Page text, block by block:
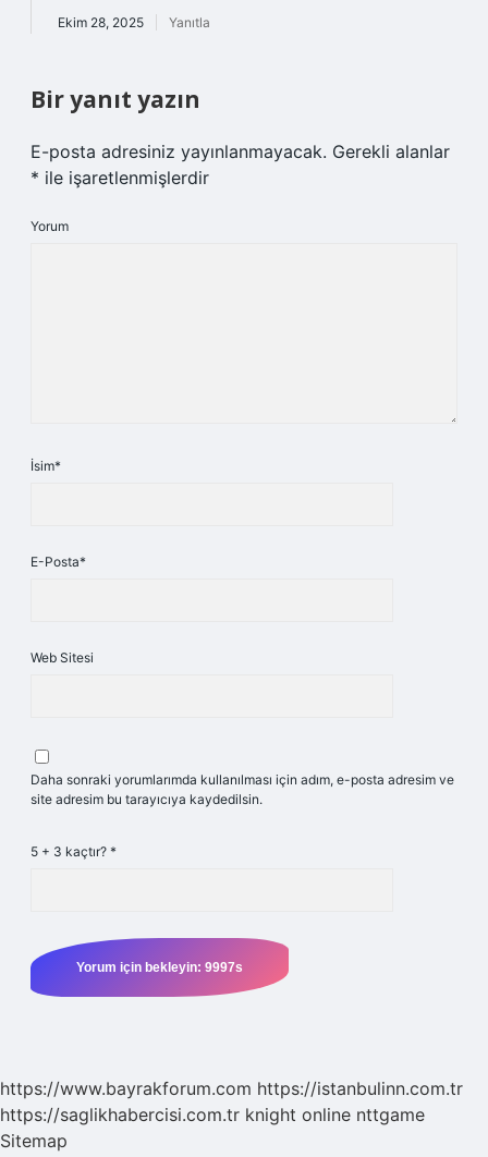
Ekim 28, 2025 Yanıtla
Bir yanıt yazın
E-posta adresiniz yayınlanmayacak. Gerekli alanlar
* ile işaretlenmişlerdir
Yorum
İsim*
E-Posta*
Web Sitesi
Daha sonraki yorumlarımda kullanılması için adım, e-posta adresim ve
site adresim bu tarayıcıya kaydedilsin.
5 + 3 kaçtır? *
https://www.bayrakforum.com https://istanbulinn.com.tr
https://saglikhabercisi.com.tr knight online nttgame
Sitemap